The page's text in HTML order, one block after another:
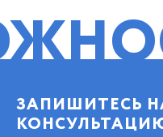
ЗАПИШИТЕСЬ